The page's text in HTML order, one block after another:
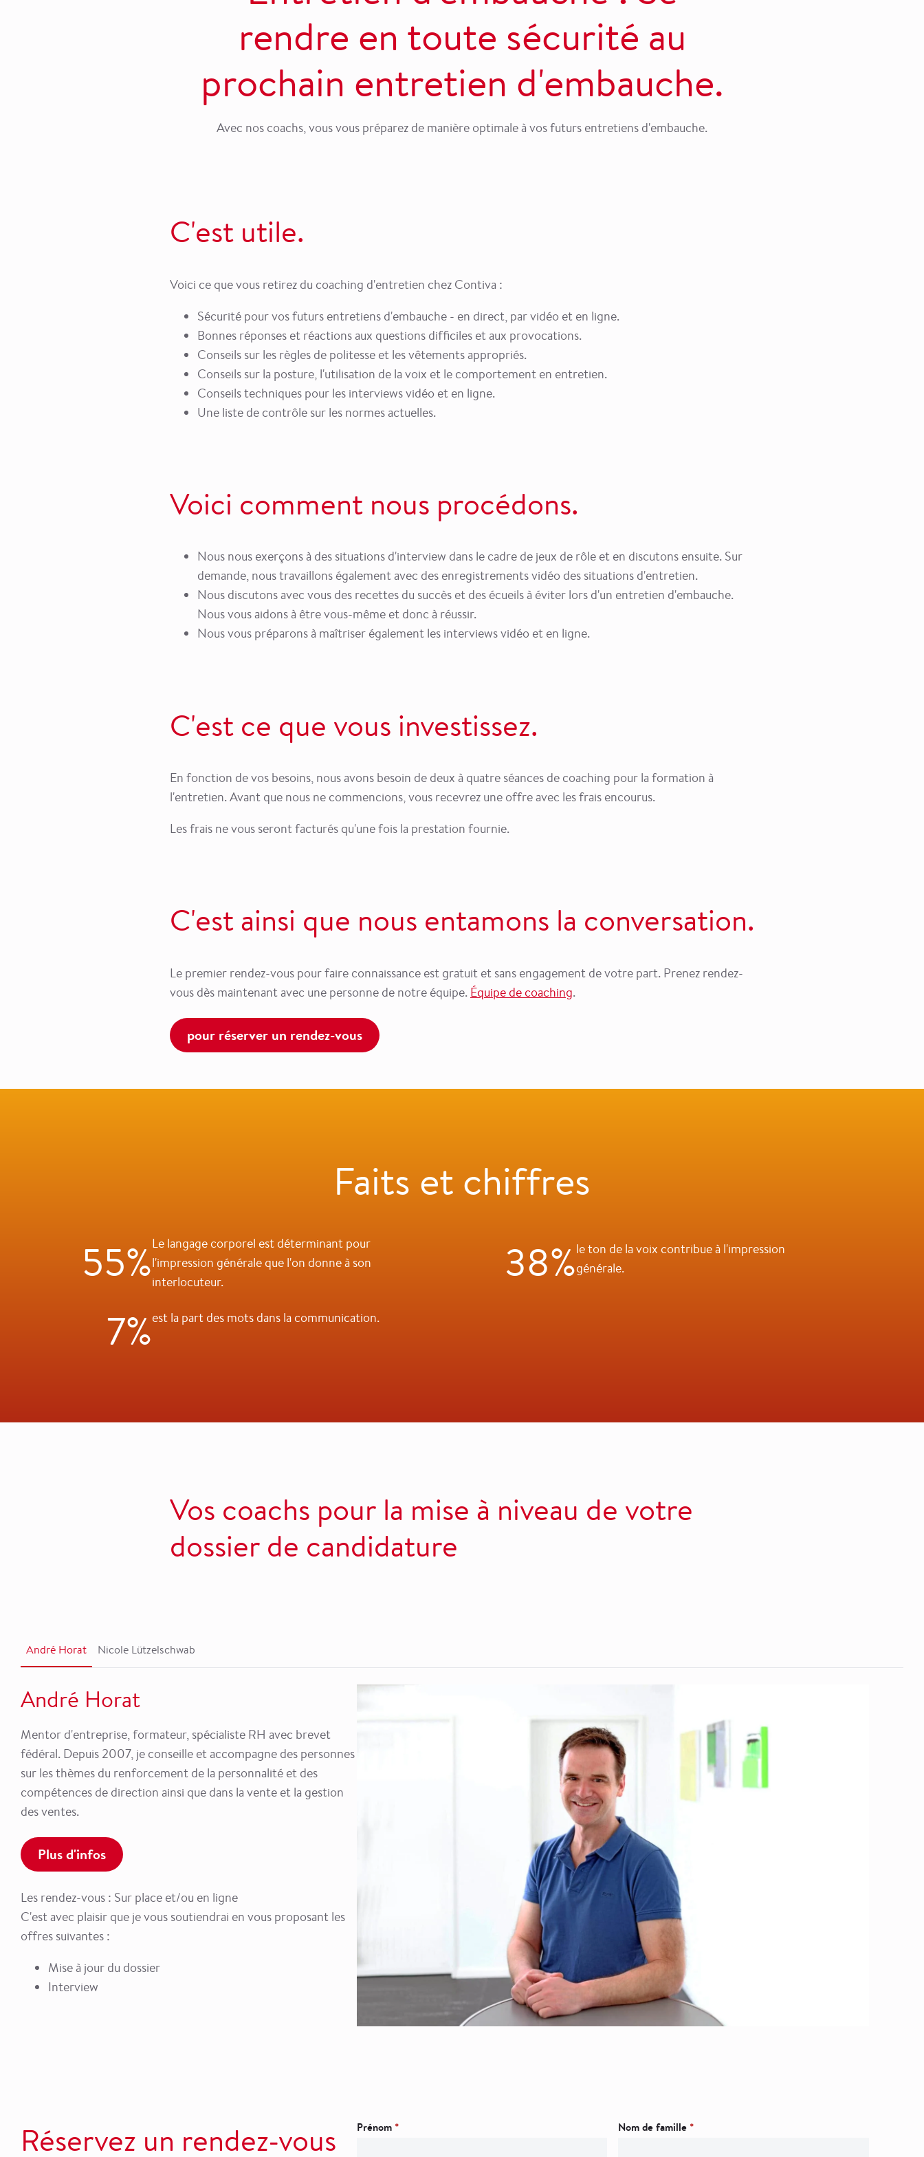
rendre en toute sécurité au
prochain entretien d'embauche.
Avec nos coachs, vous vous préparez de manière optimale à vos futurs entretiens d'embauche.
C'est utile.
Voici ce que vous retirez du coaching d'entretien chez Contiva :
Sécurité pour vos futurs entretiens d'embauche - en direct, par vidéo et en ligne.
Bonnes réponses et réactions aux questions difficiles et aux provocations.
Conseils sur les règles de politesse et les vêtements appropriés.
Conseils sur la posture, l'utilisation de la voix et le comportement en entretien.
Conseils techniques pour les interviews vidéo et en ligne.
Une liste de contrôle sur les normes actuelles.
Voici comment nous procédons.
Nous nous exerçons à des situations d'interview dans le cadre de jeux de rôle et en discutons ensuite. Sur
demande, nous travaillons également avec des enregistrements vidéo des situations d'entretien.
Nous discutons avec vous des recettes du succès et des écueils à éviter lors d'un entretien d'embauche.
Nous vous aidons à être vous-même et donc à réussir.
Nous vous préparons à maîtriser également les interviews vidéo et en ligne.
C'est ce que vous investissez.
En fonction de vos besoins, nous avons besoin de deux à quatre séances de coaching pour la formation à
l'entretien. Avant que nous ne commencions, vous recevrez une offre avec les frais encourus.
Les frais ne vous seront facturés qu'une fois la prestation fournie.
C'est ainsi que nous entamons la conversation.
Le premier rendez-vous pour faire connaissance est gratuit et sans engagement de votre part. Prenez rendez-
vous dès maintenant avec une personne de notre équipe. Équipe de coaching.
pour réserver un rendez-vous
Faits et chiffres
55%Le langage corporel est déterminant pour
l'impression générale que l'on donne à son
interlocuteur.
38%le ton de la voix contribue à l'impression
générale.
7%est la part des mots dans la communication.
Vos coachs pour la mise à niveau de votre
dossier de candidature
André Horat Nicole Lützelschwab
André Horat
Mentor d'entreprise, formateur, spécialiste RH avec brevet
fédéral. Depuis 2007, je conseille et accompagne des personnes
sur les thèmes du renforcement de la personnalité et des
compétences de direction ainsi que dans la vente et la gestion
des ventes.
Plus d'infos
Les rendez-vous : Sur place et/ou en ligne
C'est avec plaisir que je vous soutiendrai en vous proposant les
offres suivantes :
Mise à jour du dossier
Interview
Réservez un rendez-vous Prénom * Nom de famille *